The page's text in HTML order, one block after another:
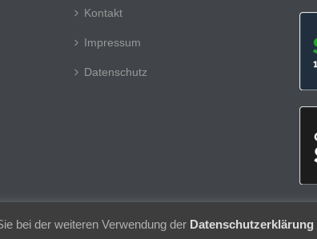
Kontakt
Impressum
Datenschutz
bei der weiteren Verwendung der Datenschutzerklärung